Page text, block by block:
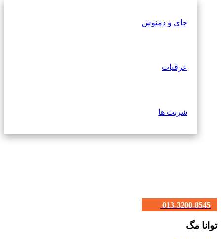
چای و دمنوش
عرقیات
شربت ها
013-3200-8545
توانا مگ